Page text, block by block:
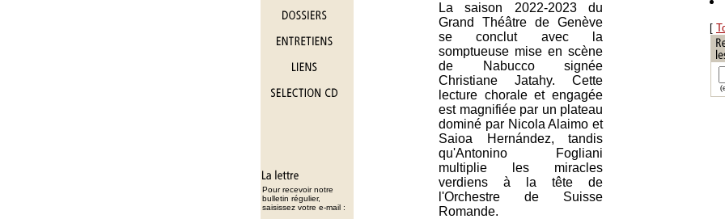
Pour recevoir notre
bulletin régulier,
saisissez votre e-mail :
La saison 2022-2023 du
Grand Théâtre de Genève
se conclut avec la
somptueuse mise en scène
de Nabucco signée
Christiane Jatahy. Cette
lecture chorale et engagée
est magnifiée par un plateau
dominé par Nicola Alaimo et
Saioa Hernández, tandis
qu'Antonino Fogliani
multiplie les miracles
verdiens à la tête de
l'Orchestre de Suisse
Romande.
[